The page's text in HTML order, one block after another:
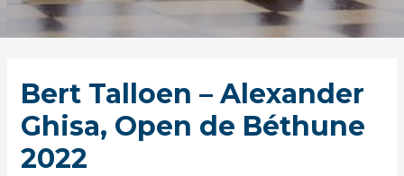
Bert Talloen – Alexander
Ghisa, Open de Béthune
2022
om
openen.